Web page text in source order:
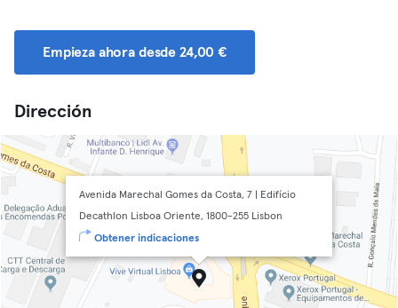
Empieza ahora desde 24,00 €
Dirección
Avenida Marechal Gomes da Costa, 7 | Edifício
Decathlon Lisboa Oriente, 1800-255 Lisbon
Obtener indicaciones